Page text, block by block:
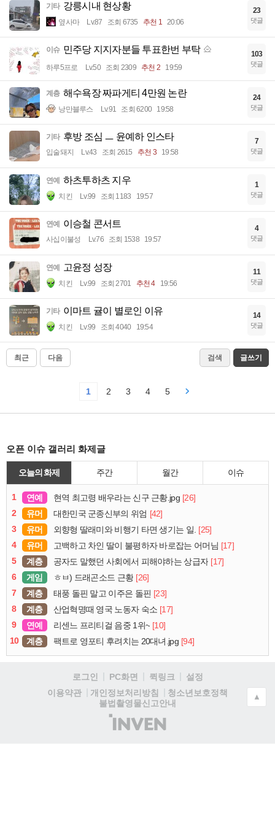
기타 강릉시내 현상황
옆사마 Lv.87 조회 6735 추천 1 20:06
23
댓글
이슈 민주당 지지자분들 투표한번 부탁
하루5프로 Lv.50 조회 2309 추천 2 19:59
103
댓글
계층 해수욕장 짜파게티 4만원 논란
낭만블루스 Lv.91 조회 6200 19:58
24
댓글
기타 후방 조심 ㅡ 윤예하 인스타
입술돼지 Lv.43 조회 2615 추천 3 19:58
7
댓글
연예 하츠투하츠 지우
치킨 Lv.99 조회 1183 19:57
1
댓글
연예 이승철 콘서트
사십이불성 Lv.76 조회 1538 19:57
4
댓글
연예 고윤정 성장
치킨 Lv.99 조회 2701 추천 4 19:56
11
댓글
기타 이마트 귤이 별로인 이유
치킨 Lv.99 조회 4040 19:54
14
댓글
최근 다음 검색 글쓰기
1 2 3 4 5
오픈 이슈 갤러리 화제글
오늘의 화제 주간 월간 이슈
1 연예 현역 최고령 배우라는 신구 근황.jpg [26]
2
유머 대한민국 군종신부의 위엄 [42]
3
유머 외향형 딸래미와 비행기 타면 생기는 일. [25]
4
유머 고백하고 차인 딸이 불평하자 바로잡는 어머님 [17]
5
계층 공자도 말했던 사회에서 피해야하는 상급자 [17]
6
게임 ㅎㅂ) 드래곤소드 근황 [26]
7
계층 태풍 돌핀 말고 이주은 돌핀 [23]
8
계층 산업혁명때 영국 노동자 숙소 [17]
9
연예 리센느 프리티걸 음중 1위~ [10]
10
계층 팩트로 영포티 후려치는 20대녀.jpg [94]
로그인 PC화면 퀵링크
설정
이용약관
개인정보처리방침
청소년보호정책
불법촬영물신고안내
(주)
인
▲